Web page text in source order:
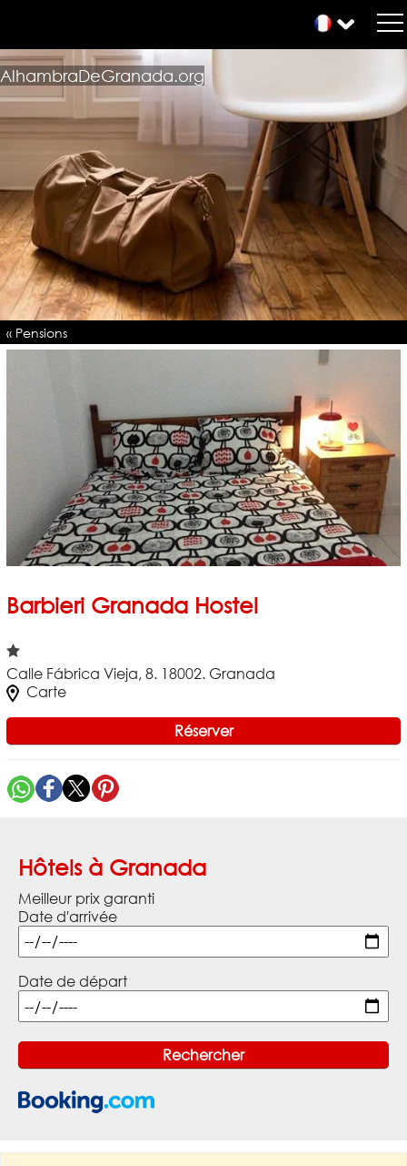
AlhambraDeGranada.org
« Pensions
Barbieri Granada Hostel
Calle Fábrica Vieja, 8. 18002. Granada
Carte
Réserver
Hôtels à Granada
Meilleur prix garanti
Date d'arrivée
Date de départ